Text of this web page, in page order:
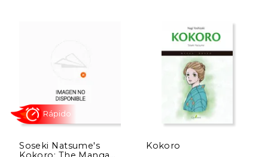
15%
dcto.
Soseki Natsume's
Kokoro